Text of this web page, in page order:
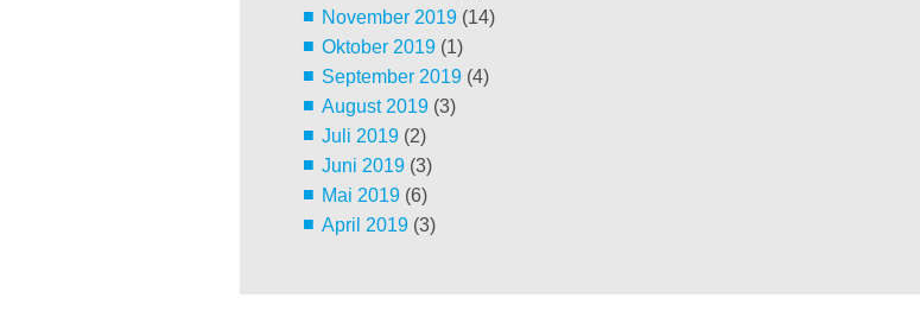
November 2019(14)
Oktober 2019(1)
September 2019(4)
August 2019(3)
Juli 2019(2)
Juni 2019(3)
Mai 2019(6)
April 2019(3)